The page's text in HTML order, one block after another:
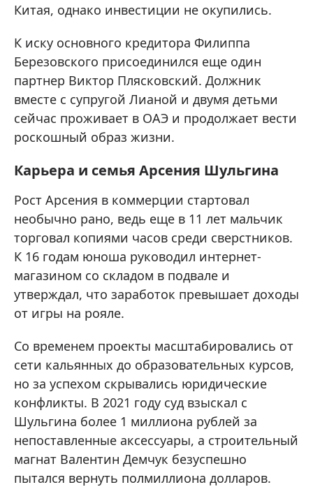
Китая, однако инвестиции не окупились.
К иску основного кредитора Филиппа
Березовского присоединился еще один
партнер Виктор Плясковский. Должник
вместе с супругой Лианой и двумя детьми
сейчас проживает в ОАЭ и продолжает вести
роскошный образ жизни.
Карьера и семья Арсения Шульгина
Рост Арсения в коммерции стартовал
необычно рано, ведь еще в 11 лет мальчик
торговал копиями часов среди сверстников.
К 16 годам юноша руководил интернет-
магазином со складом в подвале и
утверждал, что заработок превышает доходы
от игры на рояле.
Со временем проекты масштабировались от
сети кальянных до образовательных курсов,
но за успехом скрывались юридические
конфликты. В 2021 году суд взыскал с
Шульгина более 1 миллиона рублей за
непоставленные аксессуары, а строительный
магнат Валентин Демчук безуспешно
пытался вернуть полмиллиона долларов.